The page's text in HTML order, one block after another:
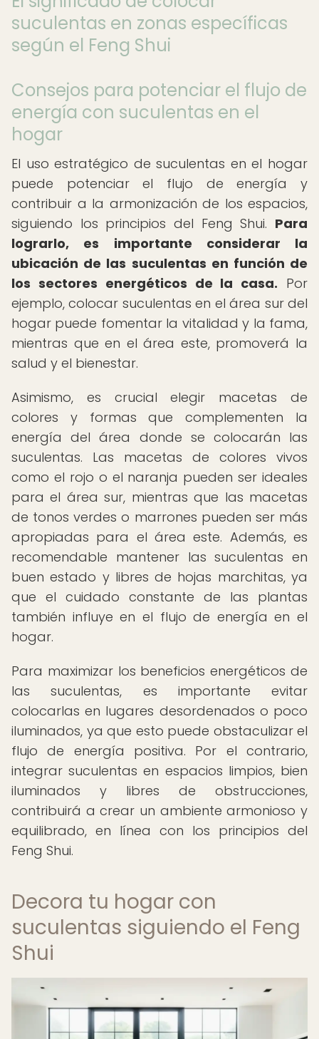
suculentas en zonas específicas
según el Feng Shui
Consejos para potenciar el flujo de
energía con suculentas en el
hogar
El uso estratégico de suculentas en el hogar
puede potenciar el flujo de energía y
contribuir a la armonización de los espacios,
siguiendo los principios del Feng Shui. Para
lograrlo, es importante considerar la
ubicación de las suculentas en función de
los sectores energéticos de la casa. Por
ejemplo, colocar suculentas en el área sur del
hogar puede fomentar la vitalidad y la fama,
mientras que en el área este, promoverá la
salud y el bienestar.
Asimismo, es crucial elegir macetas de
colores y formas que complementen la
energía del área donde se colocarán las
suculentas. Las macetas de colores vivos
como el rojo o el naranja pueden ser ideales
para el área sur, mientras que las macetas
de tonos verdes o marrones pueden ser más
apropiadas para el área este. Además, es
recomendable mantener las suculentas en
buen estado y libres de hojas marchitas, ya
que el cuidado constante de las plantas
también influye en el flujo de energía en el
hogar.
Para maximizar los beneficios energéticos de
las suculentas, es importante evitar
colocarlas en lugares desordenados o poco
iluminados, ya que esto puede obstaculizar el
flujo de energía positiva. Por el contrario,
integrar suculentas en espacios limpios, bien
iluminados y libres de obstrucciones,
contribuirá a crear un ambiente armonioso y
equilibrado, en línea con los principios del
Feng Shui.
Decora tu hogar con
suculentas siguiendo el Feng
Shui